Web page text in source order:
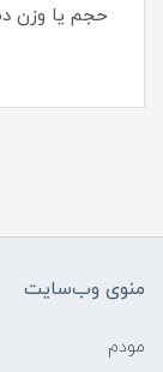
حجم یا وزن
منوی وب‌سایت
مودم